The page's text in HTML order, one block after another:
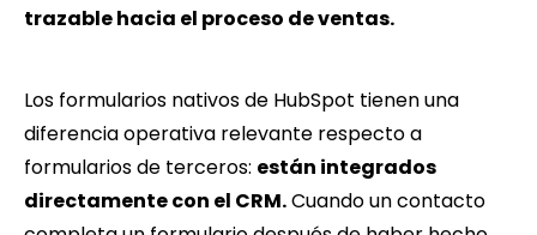
trazable hacia el proceso de ventas.
Los formularios nativos de HubSpot tienen una
diferencia operativa relevante respecto a
formularios de terceros: están integrados
directamente con el CRM.Cuando un contacto